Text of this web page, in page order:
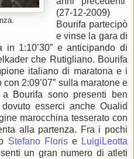
(27-12-2009)
Bourifa partecipò
e vinse la gara di
in 1:10’30” e anticipando di
che Rutigliano. Bourifa
italiano di maratona e i
2:09’07” sulla maratone e
a Bourifa sono presenti ben
esserci anche Oualid
marocchina tesserato con
alla partenza. Fra i pochi
Stefano Florise LuigiLeotta
un gran numero di atleti